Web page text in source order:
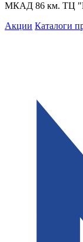
МКАД 86 км. ТЦ
Акции Каталоги